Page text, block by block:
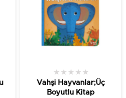
Vahşi Hayvanlar;Üç
Boyutlu Kitap
★ ★ ★ ★ ★